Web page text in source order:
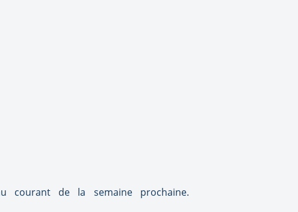
courant de la semaine prochaine.